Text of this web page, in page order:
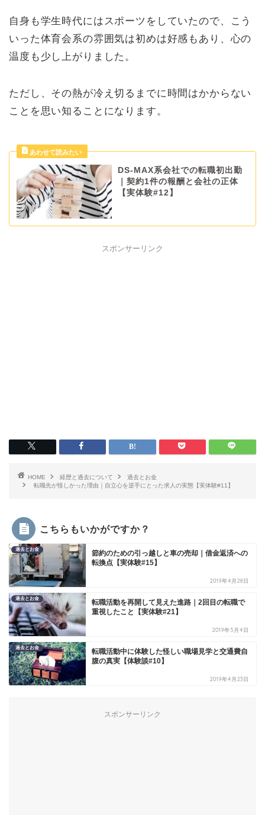
自身も学生時代にはスポーツをしていたので、こう
いった体育会系の雰囲気は初めは好感もあり、心の
温度も少し上がりました。
ただし、その熱が冷え切るまでに時間はかからない
ことを思い知ることになります。
DS-MAX系会社での転職初出勤
｜契約1件の報酬と会社の正体
【実体験#12】
スポンサーリンク
HOME 経歴と過去について
過去とお金
転職先が怪しかった理由｜自立心を逆手にとった求人の実態【実体験#11】
こちらもいかがですか？
過去とお金
節約のための引っ越しと車の売却｜借金返済への
転換点【実体験#15】
2019年4月28日
過去とお金
転職活動を再開して見えた進路｜2回目の転職で
重視したこと【実体験#21】
2019年5月4日
過去とお金
転職活動中に体験した怪しい職場見学と交通費自
腹の真実【体験談#10】
2019年4月23日
スポンサーリンク